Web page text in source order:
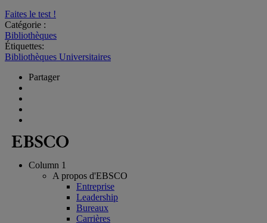
Faites le test !
Catégorie :
Bibliothèques
Étiquettes:
Bibliothèques Universitaires
Partager
Column 1
A propos d'EBSCO
Entreprise
Leadership
Bureaux
Carrières